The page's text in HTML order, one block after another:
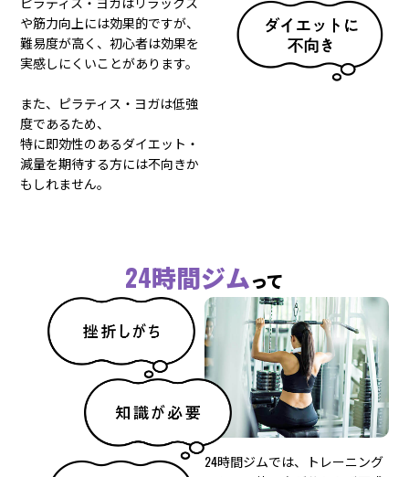
や筋力向上には効果的ですが、
難易度が高く、初心者は効果を
実感しにくいことがあります。
また、ピラティス・ヨガは低強
度であるため、
特に即効性のあるダイエット・
減量を期待する方には不向きか
もしれません。
24時間ジムって
24時間ジムでは、トレーニング